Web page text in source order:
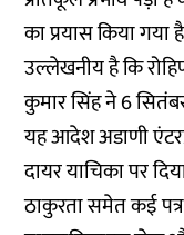
का प्रयास किया गया
उल्लेखनीय है कि
कुमार सिंह ने 6
यह आदेश अडाणी
दायर याचिका पर
ठाकुरता समेत कई